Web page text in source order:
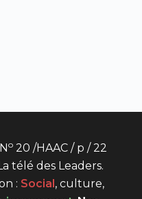
o20 /HAAC / p / 22
télé des Leaders.
: Social , culture,